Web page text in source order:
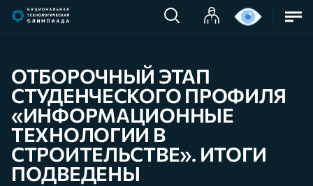
ОТБОРОЧНЫЙ ЭТАП
СТУДЕНЧЕСКОГО ПРОФИЛЯ
«ИНФОРМАЦИОННЫЕ
ТЕХНОЛОГИИ В
СТРОИТЕЛЬСТВЕ». ИТОГИ
ПОДВЕДЕНЫ